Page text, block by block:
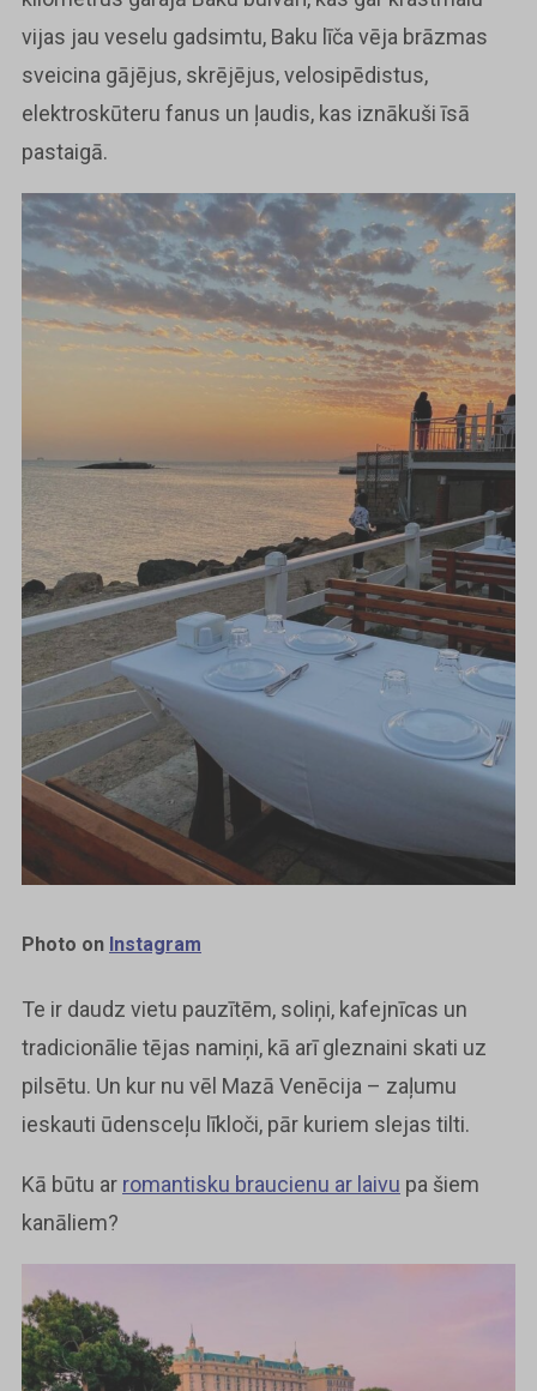
vijas jau veselu gadsimtu, Baku līča vēja brāzmas
sveicina gājējus, skrējējus, velosipēdistus,
elektroskūteru fanus un ļaudis, kas iznākuši īsā
pastaigā.
Photo on Instagram
Te ir daudz vietu pauzītēm, soliņi, kafejnīcas un
tradicionālie tējas namiņi, kā arī gleznaini skati uz
pilsētu. Un kur nu vēl Mazā Venēcija – zaļumu
ieskauti ūdensceļu līkloči, pār kuriem slejas tilti.
Kā būtu ar romantisku braucienu ar laivu pa šiem
kanāliem?